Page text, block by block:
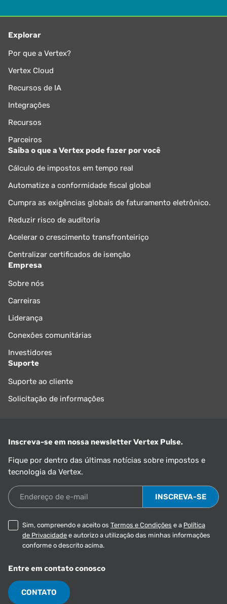
Explorar
Por que a Vertex?
Vertex Cloud
Recursos de IA
Integrações
Recursos
Parceiros
Saiba o que a Vertex pode fazer por você
Cálculo de impostos em tempo real
Automatize a conformidade fiscal global
Cumpra as exigências globais de faturamento eletrônico.
Reduzir risco de auditoria
Acelerar o crescimento transfronteiriço
Centralizar certificados de isenção
Empresa
Sobre nós
Carreiras
Liderança
Conexões comunitárias
Investidores
Suporte
Suporte ao cliente
Solicitação de informações
Inscreva-se em nossa newsletter Vertex Pulse.
Fique por dentro das últimas notícias sobre impostos e
tecnologia da Vertex.
Endereço de e-mail
Sim, compreendo e aceito os Termos e Condições e a Política
de Privacidade e autorizo a utilização das minhas informações
conforme o descrito acima.
Entre em contato conosco
CONTATO